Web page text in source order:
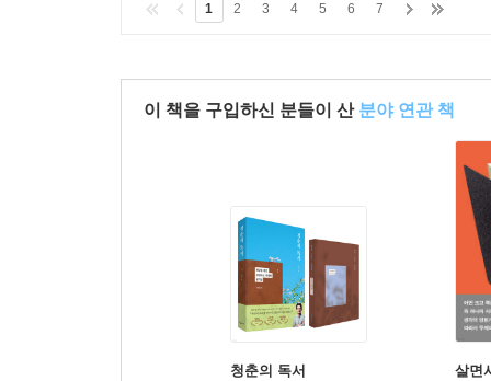
터전이었던 얼음이 녹아 사라졌음에도 그 주변
어둠 속에서는 여러 가지가 하나로 섞인다. 그
것은 위험하다. 적어도 자아를 규정하는 경계의
미지의 것에 대한 애정 어린 관심을 요구한다.
영역으로 들어가는 것을 의미한다. 창조는 언제
모르고 있을 때만 일어난다. 빛이 비치면 생각의
1 2 3 4 5 6 7
이 책을 구입하신 분들이 산 분야 연관 책
청춘의 독서 살면